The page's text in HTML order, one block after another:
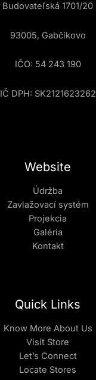
Budovateľská 1701/20
93005, Gabčíkovo
IČO: 54 243 190
IČ DPH: SK2121623262
Website
Údržba
Zavlažovací systém
Projekcia
Galéria
Kontakt
Quick Links
Know More About Us
Visit Store
Let’s Connect
Locate Stores